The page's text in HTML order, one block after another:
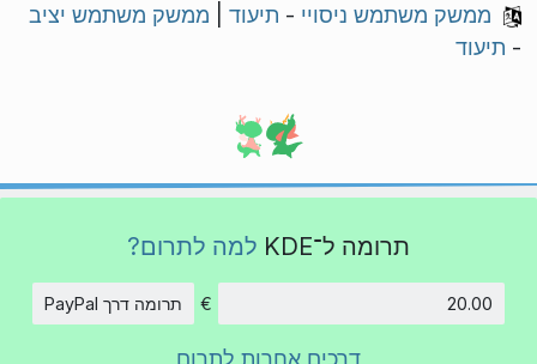
ממשק משתמש ניסויי - תיעוד
ממשק משתמש יציב
- תיעוד
תרומה ל־KDE למה לתרום?
€ תרומה דרך PayPal
דרכים אחרות לתרום